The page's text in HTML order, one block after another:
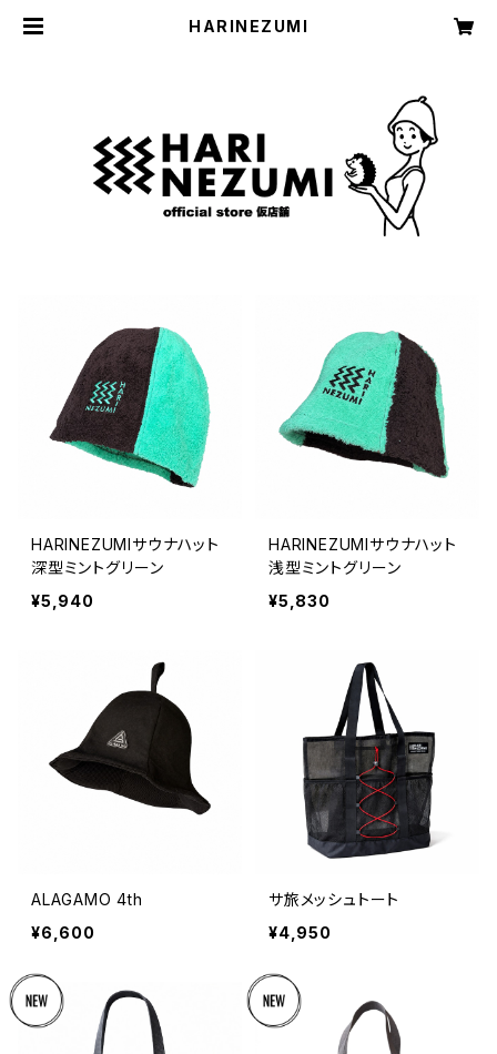
HARINEZUMI
HARINEZUMIサウナハット
深型ミントグリーン
¥5,940
HARINEZUMIサウナハット
浅型ミントグリーン
¥5,830
ALAGAMO 4th
¥6,600
サ旅メッシュトート
¥4,950